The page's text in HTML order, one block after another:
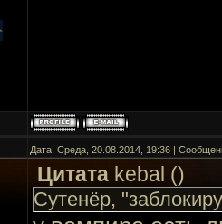
Дата: Среда, 20.08.2014, 19:36 |
Цитата kebal ()
Сутенёр,